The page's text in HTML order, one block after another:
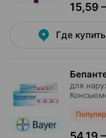
15,59
Где купить
для